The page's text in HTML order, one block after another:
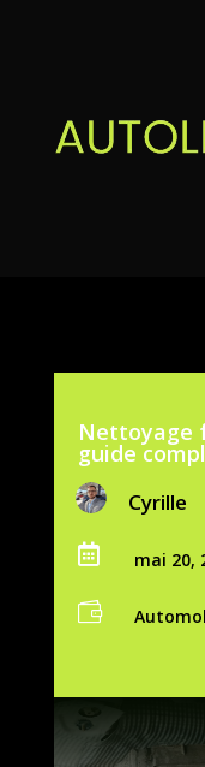
Nettoyage
guide
Cyrille
 mai 20,
